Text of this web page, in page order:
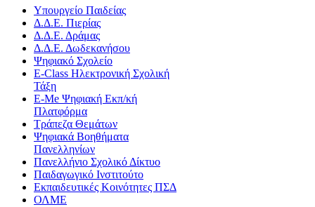
Υπουργείο Παιδείας
Δ.Δ.Ε. Πιερίας
Δ.Δ.Ε. Δράμας
Δ.Δ.Ε. Δωδεκανήσου
Ψηφιακό Σχολείο
E-Class Ηλεκτρονική Σχολική
Τάξη
E-Me Ψηφιακή Εκπ/κή
Πλατφόρμα
Τράπεζα Θεμάτων
Ψηφιακά Βοηθήματα
Πανελληνίων
Πανελλήνιο Σχολικό Δίκτυο
Παιδαγωγικό Ινστιτούτο
Εκπαιδευτικές Κοινότητες ΠΣΔ
ΟΛΜΕ